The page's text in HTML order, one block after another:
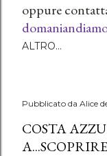
oppure
ALTRO…
Pubblicato da Alice
COSTA